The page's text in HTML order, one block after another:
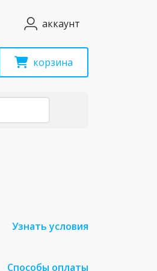
аккаунт
корзина
Узнать условия
Способы оплаты